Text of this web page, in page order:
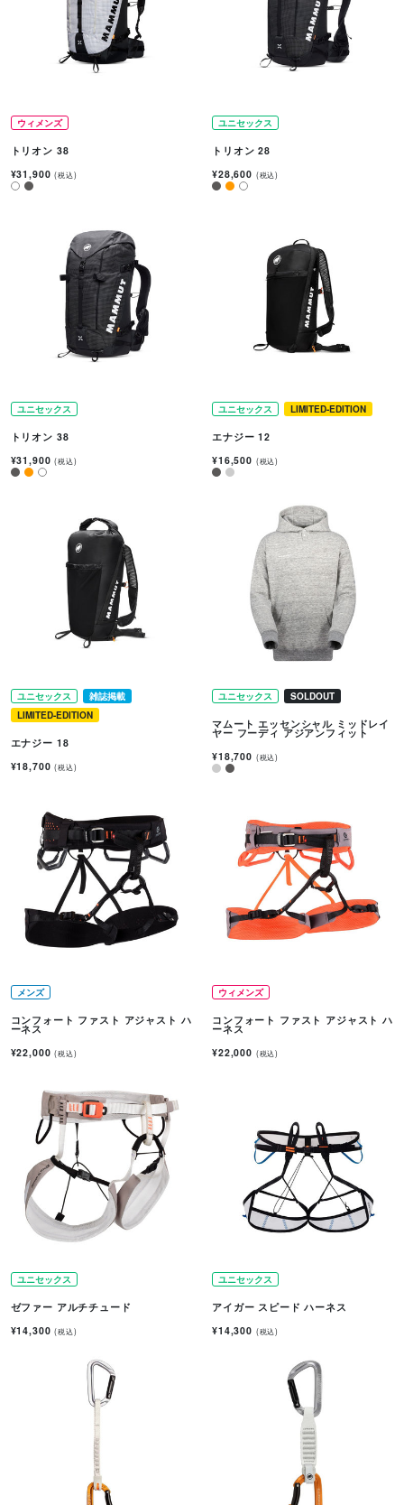
ウィメンズ
トリオン 38
¥31,900(税込)
ユニセックス
トリオン 28
¥28,600 (税込)
ユニセックス
トリオン 38
¥31,900(税込)
ユニセックス LIMITED-EDITION
エナジー 12
¥16,500 (税込)
ユニセックス
雑誌掲載
LIMITED-EDITION
エナジー 18
¥18,700(税込)
ユニセックス SOLDOUT
マムート エッセンシャル ミッドレイ
ヤー フーディ アジアンフィット
¥18,700 (税込)
メンズ
コンフォート ファスト アジャスト ハ
ーネス
¥22,000(税込)
ウィメンズ
コンフォート ファスト アジャスト ハ
ーネス
¥22,000 (税込)
ユニセックス
ゼファー アルチチュード
¥14,300(税込)
ユニセックス
アイガー スピード ハーネス
¥14,300 (税込)